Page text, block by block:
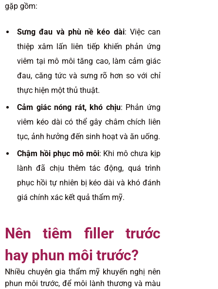
gặp gồm:
Sưng đau và phù nề kéo dài: Việc can
thiệp xâm lấn liên tiếp khiến phản ứng
viêm tại mô môi tăng cao, làm cảm giác
đau, căng tức và sưng rõ hơn so với chỉ
thực hiện một thủ thuật.
Cảm giác nóng rát, khó chịu: Phản ứng
viêm kéo dài có thể gây châm chích liên
tục, ảnh hưởng đến sinh hoạt và ăn uống.
Chậm hồi phục mô môi: Khi mô chưa kịp
lành đã chịu thêm tác động, quá trình
phục hồi tự nhiên bị kéo dài và khó đánh
giá chính xác kết quả thẩm mỹ.
Nên tiêm filler trước
hay phun môi trước?
Nhiều chuyên gia thẩm mỹ khuyến nghị nên
phun môi trước, để môi lành thương và màu